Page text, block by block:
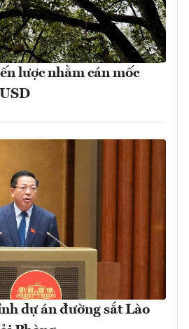
lược nhằm cán mốc
dự án đường sắt Lào